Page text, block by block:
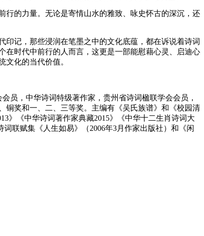
行的力量。无论是寄情山水的雅致、咏史怀古的深沉，还
记，那些浸润在笔墨之中的文化底蕴，都在诉说着诗词
在时代中前行的人而言，这更是一部能慰藉心灵、启迪心
文化的当代价值。
员，中华诗词特级著作家，贵州省诗词楹联学会会员，
铜奖和一、二、三等奖。主编有《吴氏族谱》和《校园清
》《中华诗词著作家典藏2015》《中华十二生肖诗词大
联赋集《人生如易》（2006年3月作家出版社）和《闲